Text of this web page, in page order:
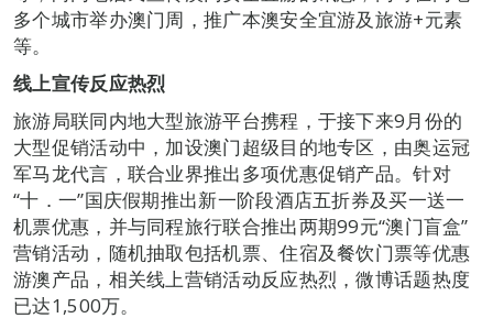
多个城市举办澳门周，推广本澳安全宜游及旅游+元素
等。
线上宣传反应热烈
旅游局联同内地大型旅游平台携程，于接下来9月份的
大型促销活动中，加设澳门超级目的地专区，由奥运冠
军马龙代言，联合业界推出多项优惠促销产品。针对
“十．一”国庆假期推出新一阶段酒店五折券及买一送一
机票优惠，并与同程旅行联合推出两期99元“澳门盲盒”
营销活动，随机抽取包括机票、住宿及餐饮门票等优惠
游澳产品，相关线上营销活动反应热烈，微博话题热度
已达1,500万。